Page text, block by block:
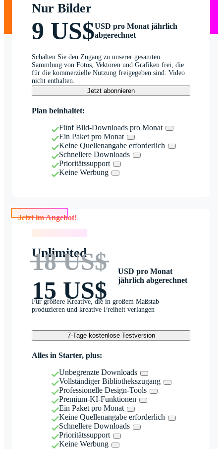
Nur Bilder
9 US$USD pro Monat jährlich
abgerechnet
Schalten Sie den Zugang zu unserer gesamten
Sammlung von Fotos, Vektoren und Grafiken frei, die
für die kommerzielle Nutzung freigegeben sind. Video
nicht enthalten.
Jetzt abonnieren
Plan beinhaltet:
Fünf Bild-Downloads pro Monat
Ein Paket pro Monat
Keine Quellenangabe erforderlich
Schnellere Downloads
Prioritätssupport
Keine Werbung
Jetzt im Angebot!
Unlimited
18 US$
15 US$
USD pro Monat
jährlich abgerechnet
Für größere Kreative, die in großem Maßstab
produzieren und kreative Freiheit verlangen
7-Tage kostenlose Testversion
Alles in Starter, plus:
Unbegrenzte Downloads
Vollständiger Bibliothekszugang
Professionelle Design-Tools
Premium-KI-Funktionen
Ein Paket pro Monat
Keine Quellenangabe erforderlich
Schnellere Downloads
Prioritätssupport
Keine Werbung